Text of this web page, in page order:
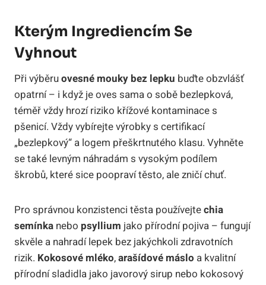
Kterým Ingrediencím Se
Vyhnout
Při výběruovesné mouky bez lepku buďte obzvlášť
opatrní – i když je oves sama o sobě bezlepková,
téměř vždy hrozí riziko křížové kontaminace s
pšenicí. Vždy vybírejte výrobky s certifikací
„bezlepkový“ a logem přeškrtnutého klasu. Vyhněte
se také levným náhradám s vysokým podílem
škrobů, které sice poopraví těsto, ale zničí chuť.
Pro správnou konzistenci těsta používejtechia
semínka nebo psyllium jako přírodní pojiva – fungují
skvěle a nahradí lepek bez jakýchkoli zdravotních
rizik. Kokosové mléko,arašídové máslo a kvalitní
přírodní sladidla jako javorový sirup nebo kokosový